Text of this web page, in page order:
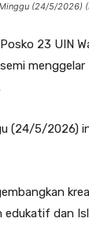
(24/5/2026)
23 UIN
menggelar
(24/5/2026)
edukatif dan